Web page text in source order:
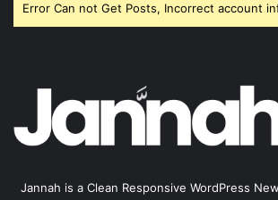
Error Can not Get Posts, Incorrect account
Jannah is a Clean Responsive WordPress